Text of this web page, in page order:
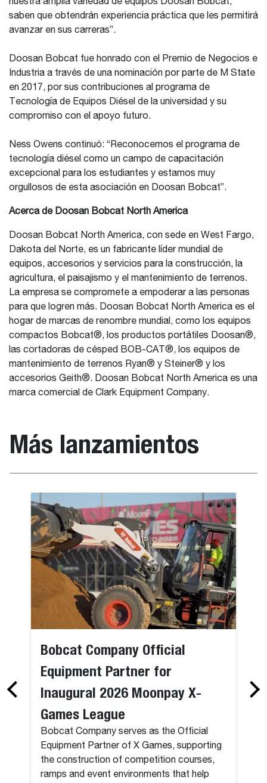
saben que obtendrán experiencia práctica que les permitirá
avanzar en sus carreras”.
Doosan Bobcat fue honrado con el Premio de Negocios e
Industria a través de una nominación por parte de M State
en 2017, por sus contribuciones al programa de
Tecnología de Equipos Diésel de la universidad y su
compromiso con el apoyo futuro.
Ness Owens continuó: “Reconocemos el programa de
tecnología diésel como un campo de capacitación
excepcional para los estudiantes y estamos muy
orgullosos de esta asociación en Doosan Bobcat”.
Acerca de Doosan Bobcat North America
Doosan Bobcat North America, con sede en West Fargo,
Dakota del Norte, es un fabricante líder mundial de
equipos, accesorios y servicios para la construcción, la
agricultura, el paisajismo y el mantenimiento de terrenos.
La empresa se compromete a empoderar a las personas
para que logren más. Doosan Bobcat North America es el
hogar de marcas de renombre mundial, como los equipos
compactos Bobcat®, los productos portátiles Doosan®,
las cortadoras de césped BOB-CAT®, los equipos de
mantenimiento de terrenos Ryan® y Steiner® y los
accesorios Geith®. Doosan Bobcat North America es una
marca comercial de Clark Equipment Company.
Más lanzamientos
Bobcat Company Official
Equipment Partner for
Inaugural 2026 Moonpay X-
Games League
Bobcat Company serves as the Official
Equipment Partner of X Games, supporting
the construction of competition courses,
ramps and event environments that help